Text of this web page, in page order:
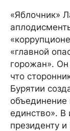
«Яблочник»
«главной
горожан».
что
Бурятии
единство». В
президенту